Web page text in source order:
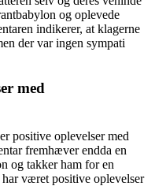
og oplevede
indikerer, at klagerne
der var ingen sympati
med
positive oplevelser med
fremhæver endda en
og takker ham for en
har været positive oplevelser